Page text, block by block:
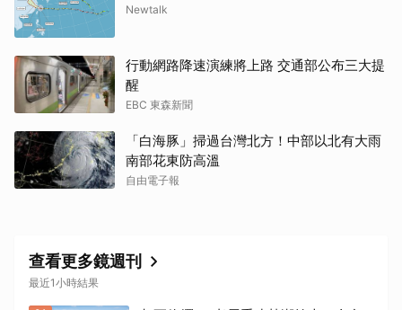
Newtalk
行動網路降速演練將上路 交通部公布三大提
醒
EBC 東森新聞
「白海豚」掃過台灣北方！中部以北有大雨
南部花東防高溫
自由電子報
查看更多鏡週刊
最近1小時結果